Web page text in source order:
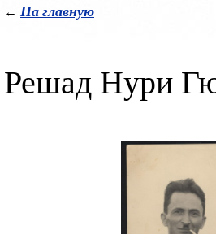
← На главную
Решад Нури